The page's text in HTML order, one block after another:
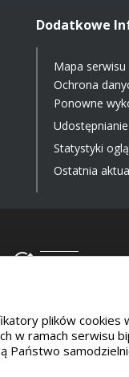
Dodatkowe
Mapa serwisu
Ochrona
Ponowne
Statystyki
Ostatnia
plików cookies
w ramach serwisu
Państwo